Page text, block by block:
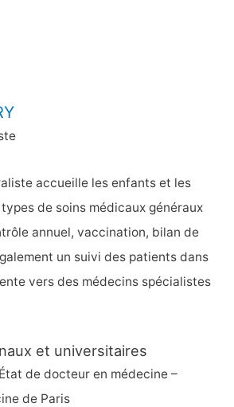
accueille les enfants et les
de soins médicaux généraux
annuel, vaccination, bilan de
un suivi des patients dans
vers des médecins spécialistes
et universitaires
de docteur en médecine –
de Paris